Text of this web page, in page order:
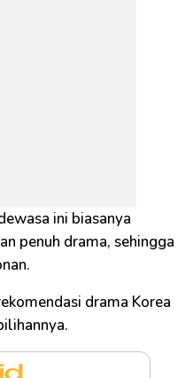
ini biasanya
penuh drama, sehingga
drama Korea